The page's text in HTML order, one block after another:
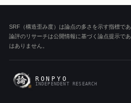
SRF（構造歪み度）は論点の多さを示す指標で
論評のリサーチは公開情報に基づく論点提示で
はありません。
RONPYO
INDEPENDENT RESEARCH